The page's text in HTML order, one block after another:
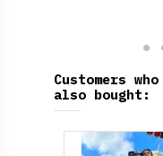
Customers
also bought: